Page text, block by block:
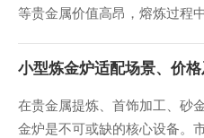
等贵金属价值高昂，熔炼过程
纯度、控制损耗、提升产能的
限公司专注工业级贵金属中频
内湖南、湖北、三门峡灵宝、
在贵金属提炼、首饰加工、砂
金炉是不可或缺的核心设备。